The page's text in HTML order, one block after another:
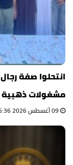
مشغولات ذهبية